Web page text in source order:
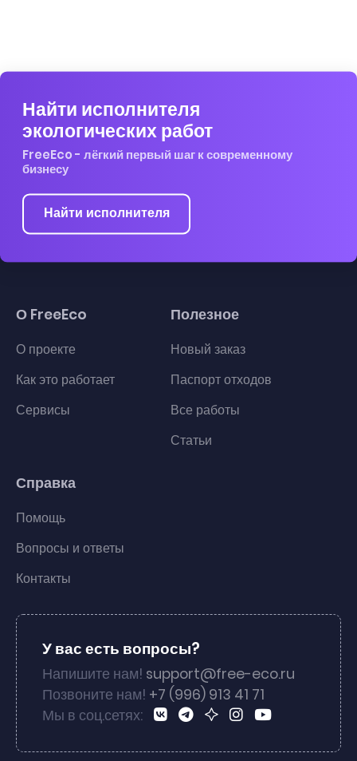
Найти исполнителя
экологических работ
FreeEco - лёгкий первый шаг к современному
бизнесу
Найти исполнителя
О FreeEco
О проекте
Как это работает
Сервисы
Полезное
Новый заказ
Паспорт отходов
Все работы
Статьи
Справка
Помощь
Вопросы и ответы
Контакты
У вас есть вопросы?
Напишите нам! support@free-eco.ru
Позвоните нам! +7 (996) 913 41 71
Мы в соц.сетях: